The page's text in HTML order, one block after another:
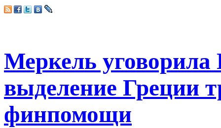
Меркель уговорила
выделение Греции
финпомощи